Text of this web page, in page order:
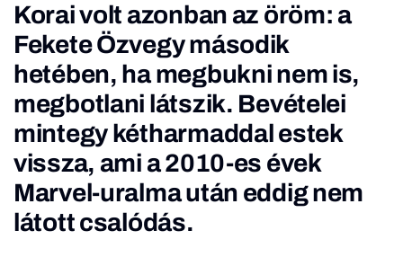
Korai volt azonban az öröm: a
Fekete Özvegy második
hetében, ha megbukni nem is,
megbotlani látszik. Bevételei
mintegy kétharmaddal estek
vissza, ami a 2010-es évek
Marvel-uralma után eddig nem
látott csalódás.